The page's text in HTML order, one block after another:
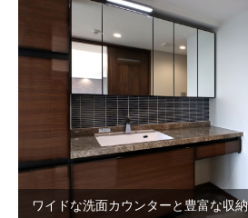
ワイドな洗面カウンターと豊富な収